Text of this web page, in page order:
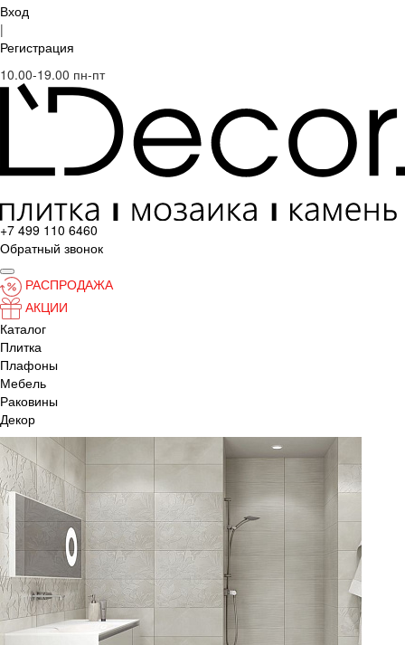
Вход
|
Регистрация
10.00-19.00 пн-пт
+7 499 110 6460
Обратный звонок
РАСПРОДАЖА
АКЦИИ
Каталог
Плитка
Плафоны
Мебель
Раковины
Декор